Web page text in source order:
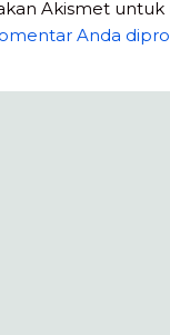
Akismet
Anda